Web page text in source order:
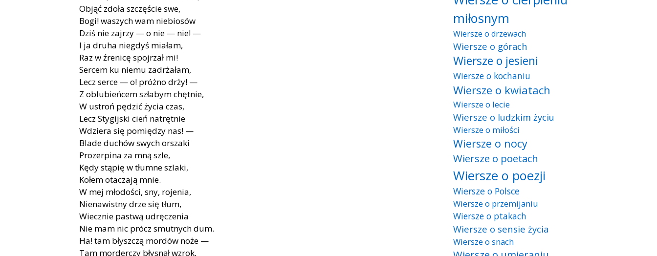
Objąć zdoła szczęście swe,
Bogi! waszych wam niebiosów
Dziś nie zajrzy — o nie — nie! —
I ja druha niegdyś miałam,
Raz w źrenicę spojrzał mi!
Sercem ku niemu zadrżałam,
Lecz serce — o! próżno drży! —
Z oblubieńcem szłabym chętnie,
W ustroń pędzić życia czas,
Lecz Stygijski cień natrętnie
Wdziera się pomiędzy nas! —
Blade duchów swych orszaki
Prozerpina za mną szle,
Kędy stąpię w tłumne szlaki,
Kołem otaczają mnie.
W mej młodości, sny, rojenia,
Nienawistny drze się tłum,
Wiecznie pastwą udręczenia
Nie mam nic prócz smutnych dum.
Ha! tam błyszczą mordów noże —
Tam morderczy błysnął wzrok,
miłosnym
Wiersze o drzewach
Wiersze o górach
Wiersze o jesieni
Wiersze o kochaniu
Wiersze o kwiatach
Wiersze o lecie
Wiersze o ludzkim życiu
Wiersze o miłości
Wiersze o nocy
Wiersze o poetach
Wiersze o poezji
Wiersze o Polsce
Wiersze o przemijaniu
Wiersze o ptakach
Wiersze o sensie życia
Wiersze o snach